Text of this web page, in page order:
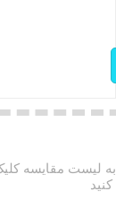
لیست مقایسه کلیک
کنید